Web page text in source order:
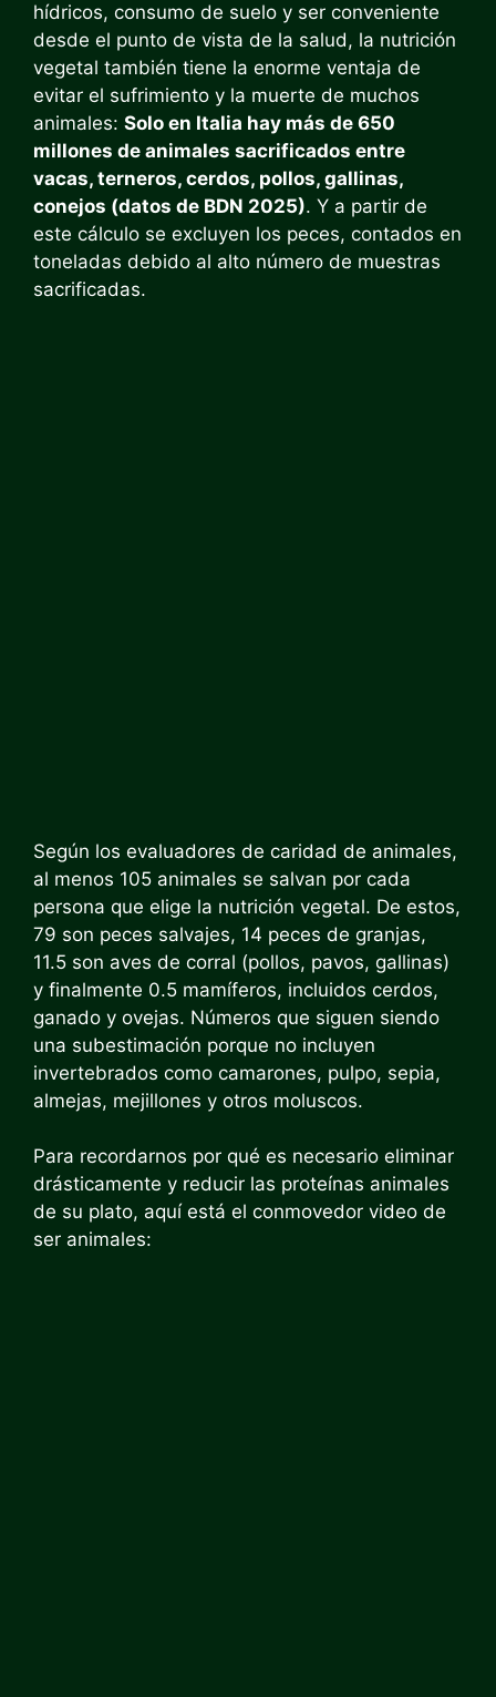
hídricos, consumo de suelo y ser conveniente
desde el punto de vista de la salud, la nutrición
vegetal también tiene la enorme ventaja de
evitar el sufrimiento y la muerte de muchos
animales: Solo en Italia hay más de 650
millones de animales sacrificados entre
vacas, terneros, cerdos, pollos, gallinas,
conejos (datos de BDN 2025). Y a partir de
este cálculo se excluyen los peces, contados en
toneladas debido al alto número de muestras
sacrificadas.
Según los evaluadores de caridad de animales,
al menos 105 animales se salvan por cada
persona que elige la nutrición vegetal. De estos,
79 son peces salvajes, 14 peces de granjas,
11.5 son aves de corral (pollos, pavos, gallinas)
y finalmente 0.5 mamíferos, incluidos cerdos,
ganado y ovejas. Números que siguen siendo
una subestimación porque no incluyen
invertebrados como camarones, pulpo, sepia,
almejas, mejillones y otros moluscos.
Para recordarnos por qué es necesario eliminar
drásticamente y reducir las proteínas animales
de su plato, aquí está el conmovedor video de
ser animales: